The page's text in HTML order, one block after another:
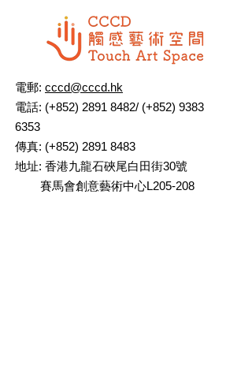
電郵: cccd@cccd.hk
電話: (+852) 2891 8482/ (+852) 9383
6353
傳真: (+852) 2891 8483
地址: 香港九龍石硤尾白田街30號
賽馬會創意藝術中心L205-208